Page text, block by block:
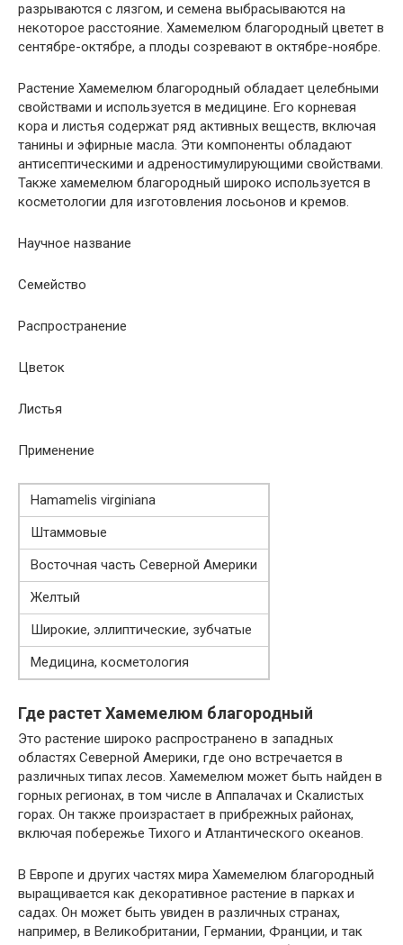
разрываются с лязгом, и семена выбрасываются на
некоторое расстояние. Хамемелюм благородный цветет в
сентябре-октябре, а плоды созревают в октябре-ноябре.
Растение Хамемелюм благородный обладает целебными
свойствами и используется в медицине. Его корневая
кора и листья содержат ряд активных веществ, включая
танины и эфирные масла. Эти компоненты обладают
антисептическими и адреностимулирующими свойствами.
Также хамемелюм благородный широко используется в
косметологии для изготовления лосьонов и кремов.
Научное название
Семейство
Распространение
Цветок
Листья
Применение
Hamamelis virginiana
Штаммовые
Восточная часть Северной Америки
Желтый
Широкие, эллиптические, зубчатые
Медицина, косметология
Где растет Хамемелюм благородный
Это растение широко распространено в западных
областях Северной Америки, где оно встречается в
различных типах лесов. Хамемелюм может быть найден в
горных регионах, в том числе в Аппалачах и Скалистых
горах. Он также произрастает в прибрежных районах,
включая побережье Тихого и Атлантического океанов.
В Европе и других частях мира Хамемелюм благородный
выращивается как декоративное растение в парках и
садах. Он может быть увиден в различных странах,
например, в Великобритании, Германии, Франции, и так